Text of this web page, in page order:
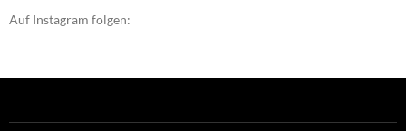
Auf Instagram folgen: